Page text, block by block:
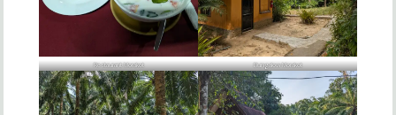
Restaurant Morakot Bungalow Morakot